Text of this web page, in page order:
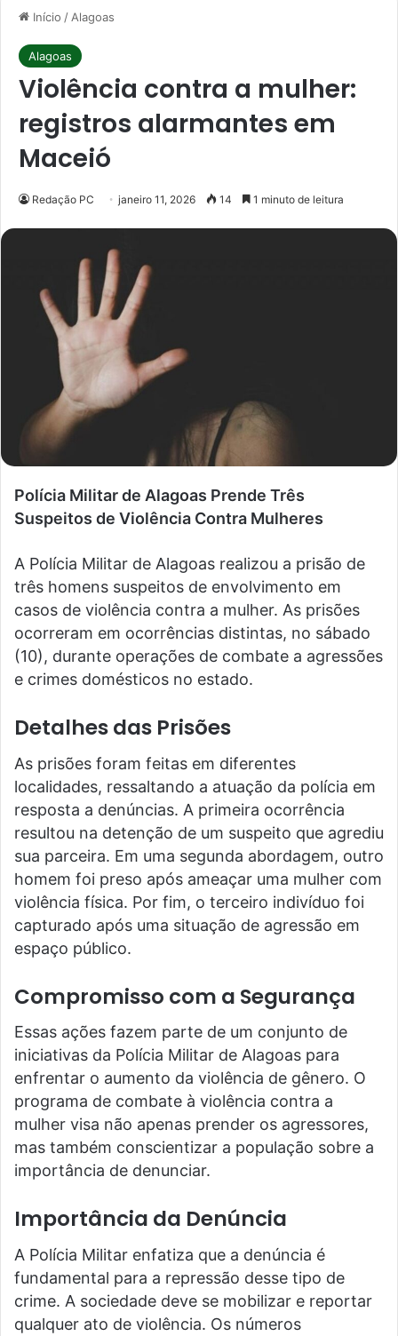
Início / Alagoas
Alagoas
Violência contra a mulher:
registros alarmantes em
Maceió
Redação PC janeiro 11, 2026 14 1 minuto de leitura
Polícia Militar de Alagoas Prende Três
Suspeitos de Violência Contra Mulheres
A Polícia Militar de Alagoas realizou a prisão de
três homens suspeitos de envolvimento em
casos de violência contra a mulher. As prisões
ocorreram em ocorrências distintas, no sábado
(10), durante operações de combate a agressões
e crimes domésticos no estado.
Detalhes das Prisões
As prisões foram feitas em diferentes
localidades, ressaltando a atuação da polícia em
resposta a denúncias. A primeira ocorrência
resultou na detenção de um suspeito que agrediu
sua parceira. Em uma segunda abordagem, outro
homem foi preso após ameaçar uma mulher com
violência física. Por fim, o terceiro indivíduo foi
capturado após uma situação de agressão em
espaço público.
Compromisso com a Segurança
Essas ações fazem parte de um conjunto de
iniciativas da Polícia Militar de Alagoas para
enfrentar o aumento da violência de gênero. O
programa de combate à violência contra a
mulher visa não apenas prender os agressores,
mas também conscientizar a população sobre a
importância de denunciar.
Importância da Denúncia
A Polícia Militar enfatiza que a denúncia é
fundamental para a repressão desse tipo de
crime. A sociedade deve se mobilizar e reportar
qualquer ato de violência. Os números